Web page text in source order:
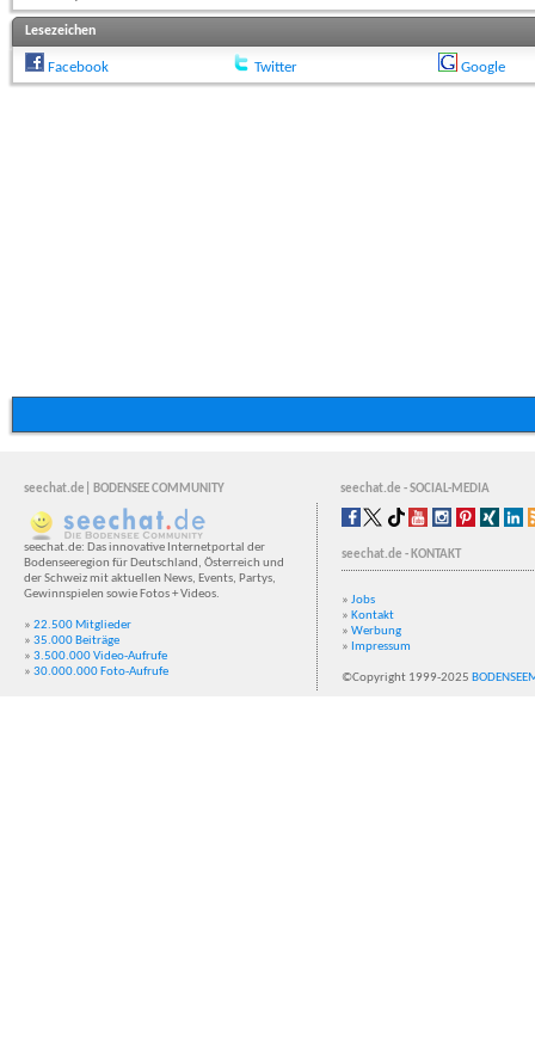
Lesezeichen
Facebook Twitter Google
seechat.de| BODENSEE COMMUNITY seechat.de - SOCIAL-MEDIA
seechat.de: Das innovative Internetportal der
Bodenseeregion für Deutschland, Österreich und
der Schweiz mit aktuellen News, Events, Partys,
Gewinnspielen sowie Fotos + Videos.
» 22.500 Mitglieder
» 35.000 Beiträge
» 3.500.000 Video-Aufrufe
» 30.000.000 Foto-Aufrufe
seechat.de - KONTAKT
» Jobs
» Kontakt
» Werbung
» Impressum
©Copyright 1999-2025